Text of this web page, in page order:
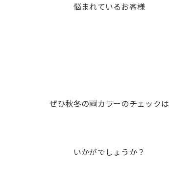
悩まれているお客様
ぜひ秋冬の🆕カラーのチェックは
いかがでしょうか？